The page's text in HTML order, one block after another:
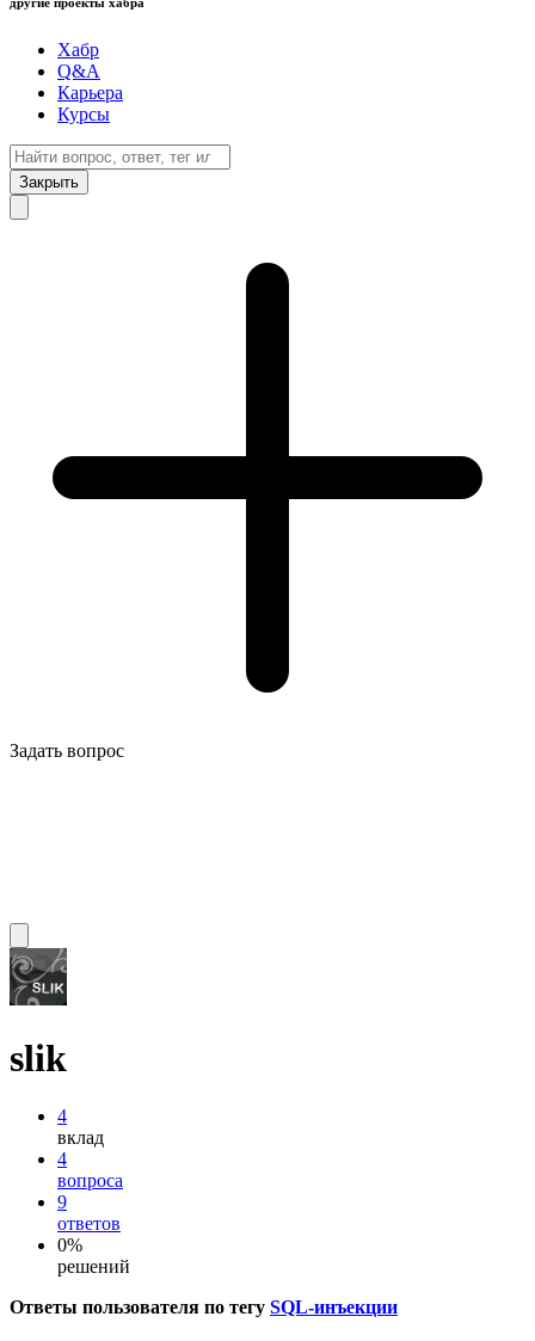
Хабр
Q&A
Карьера
Курсы
Закрыть
Задать вопрос
slik
4
вклад
4
вопроса
9
ответов
0%
решений
Ответы пользователя по тегу SQL-инъекции